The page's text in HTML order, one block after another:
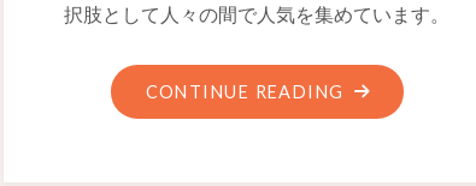
択肢として人々の間で人気を集めています。
CONTINUE READING